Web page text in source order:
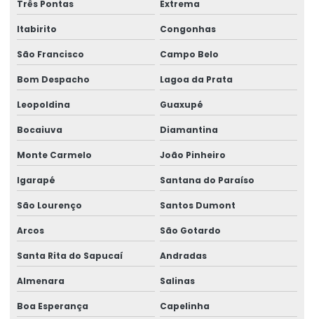
Três Pontas Extrema
Itabirito Congonhas
São Francisco Campo Belo
Bom Despacho Lagoa da Prata
Leopoldina Guaxupé
Bocaiuva Diamantina
Monte Carmelo João Pinheiro
Igarapé Santana do Paraíso
São Lourenço Santos Dumont
Arcos São Gotardo
Santa Rita do Sapucaí Andradas
Almenara Salinas
Boa Esperança Capelinha